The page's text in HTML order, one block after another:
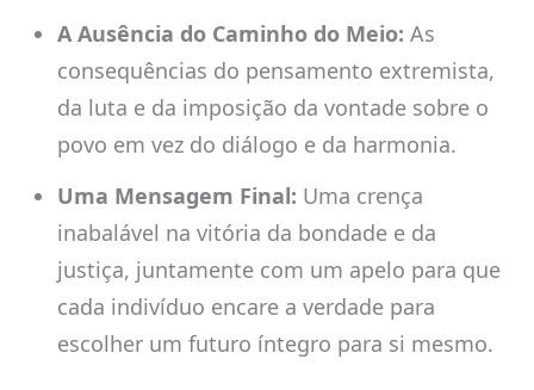
A Ausência do Caminho do Meio: As
consequências do pensamento extremista,
da luta e da imposição da vontade sobre o
povo em vez do diálogo e da harmonia.
Uma Mensagem Final: Uma crença
inabalável na vitória da bondade e da
justiça, juntamente com um apelo para que
cada indivíduo encare a verdade para
escolher um futuro íntegro para si mesmo.